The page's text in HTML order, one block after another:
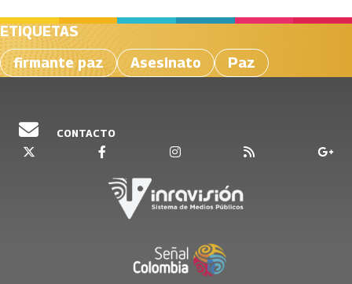
ETIQUETAS
firmante paz
Asesinato Paz
CONTACTO